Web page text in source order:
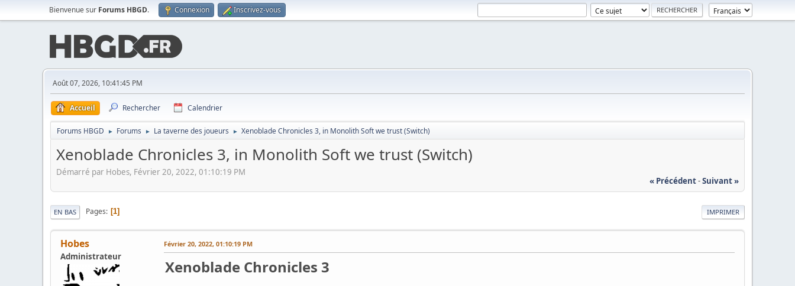
Bienvenue sur Forums HBGD. Connexion Inscrivez-vous
Août 07, 2026, 10:41:45 PM
Accueil Rechercher Calendrier
Forums HBGD ► Forums ► La taverne des joueurs ► Xenoblade Chronicles 3, in Monolith Soft we trust (Switch)
Xenoblade Chronicles 3, in Monolith Soft we trust (Switch)
Démarré par Hobes, Février 20, 2022, 01:10:19 PM
« Précédent-Suivant »
IMPRIMER
EN BAS Pages 1
Hobes
Administrateur
Février 20, 2022, 01:10:19 PM
Xenoblade Chronicles 3